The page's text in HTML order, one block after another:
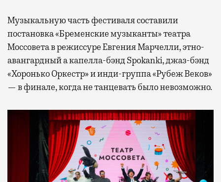
Музыкальную часть фестиваля составили
постановка «Бременские музыканты» театра
Моссовета в режиссуре Евгения Марчелли, этно-
авангардный а капелла-бэнд Spokanki, джаз-бэнд
«Хоронько Оркестр» и инди-группа «Рубеж Веков»
— в финале, когда не танцевать было невозможно.